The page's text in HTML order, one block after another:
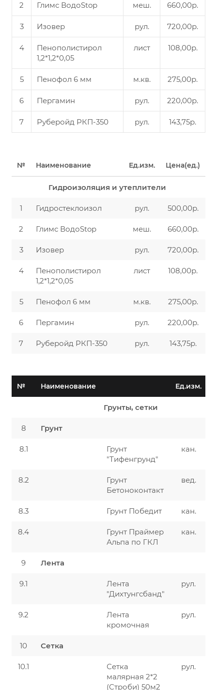
2 Глимс ВодоStop меш. 660,00р.
3 Изовер рул. 720,00р.
4
Пенополистирол
1,2*1,2*0,05
лист 108,00р.
5 Пенофол 6 мм м.кв. 275,00р.
6 Пергамин рул. 220,00р.
7 Руберойд РКП-350 рул. 143,75р.
№ Наименование Ед.изм. Цена(ед.)
Гидроизоляция и утеплители
1 Гидростеклоизол рул. 500,00р.
2 Глимс ВодоStop меш. 660,00р.
3 Изовер рул. 720,00р.
4
Пенополистирол
1,2*1,2*0,05
лист 108,00р.
5 Пенофол 6 мм м.кв. 275,00р.
6 Пергамин рул. 220,00р.
7 Руберойд РКП-350 рул. 143,75р.
№ Наименование Ед.изм.
Грунты, сетки
8 Грунт
8.1
Грунт
"Тифенгрунд"
кан.
8.2
Грунт
Бетоноконтакт
вед.
8.3 Грунт Победит кан.
8.4
Грунт Праймер
Альпа по ГКЛ
кан.
9 Лента
9.1
Лента
"Дихтунгсбанд"
рул.
9.2
Лента
кромочная
рул.
10 Сетка
10.1
Сетка
малярная 2*2
(Строби) 50м2
рул.